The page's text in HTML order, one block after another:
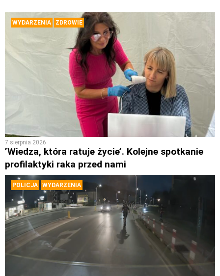
WYDARZENIA ZDROWIE
7 sierpnia 2026
’Wiedza, która ratuje życie’. Kolejne spotkanie
profilaktyki raka przed nami
POLICJA WYDARZENIA